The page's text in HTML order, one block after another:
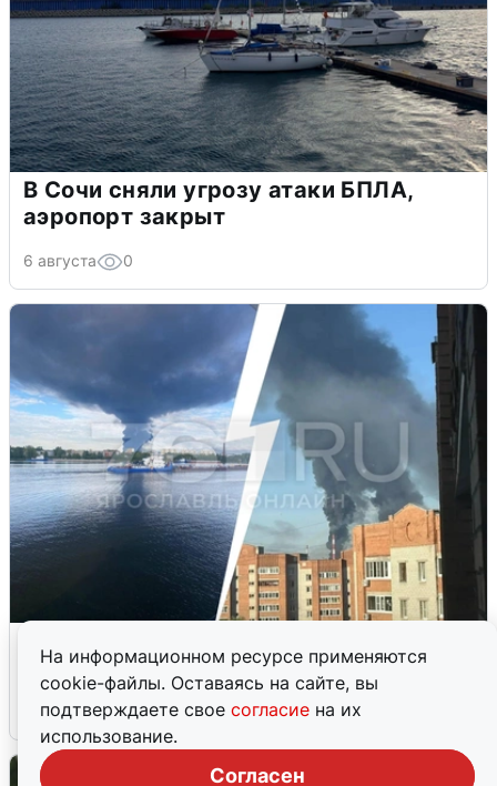
На информационном ресурсе применяются
cookie-файлы. Оставаясь на сайте, вы
подтверждаете свое согласие на их
использование.
Согласен
В Сочи сняли угрозу атаки БПЛА,
аэропорт закрыт
6 августа 0
попадания и последствия
6 августа 0